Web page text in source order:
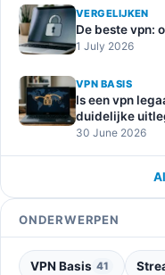
VERGELIJKEN
De beste vpn:
1 July 2026
VPN BASIS
Is een vpn
duidelijke
30 June 2026
ONDERWERPEN
VPN Basis 41